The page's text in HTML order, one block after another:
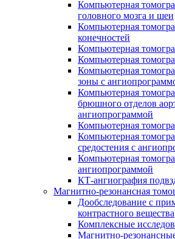
Компьютерная
головного мозга и шеи
Компьютерная
конечностей
Компьютерная
Компьютерная
Компьютерная
зоны с
Компьютерная
брюшного отделов
ангиопрограммой
Компьютерная
Компьютерная
средостения с
Компьютерная
ангиопрограммой
КТ-ангиография
Магнитно-резонансная
Дообследование с
контрастного вещества
Комплексные
Магнитно-